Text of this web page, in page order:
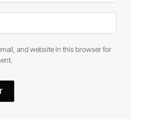
and website in this browser for